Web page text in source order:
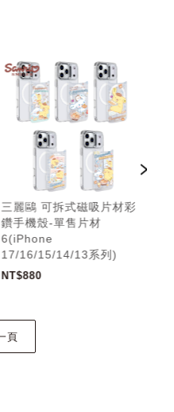
三麗鷗 可拆式磁吸片材彩
鑽手機殼-單售片材
6(iPhone
17/16/15/14/13系列)
NT$880